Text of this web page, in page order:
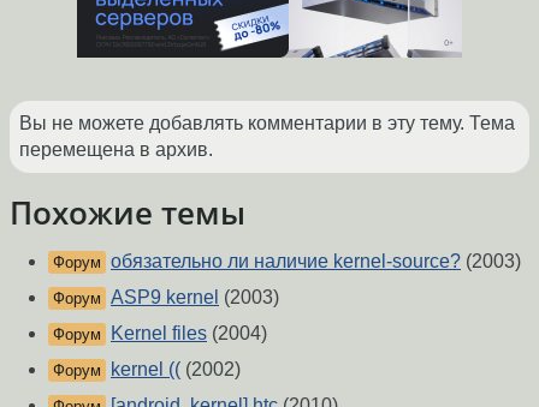
Вы не можете добавлять комментарии в эту тему. Тема
перемещена в архив.
Похожие темы
Форум обязательно ли наличие kernel-source? (2003)
Форум ASP9 kernel (2003)
Форум Kernel files (2004)
Форум kernel (( (2002)